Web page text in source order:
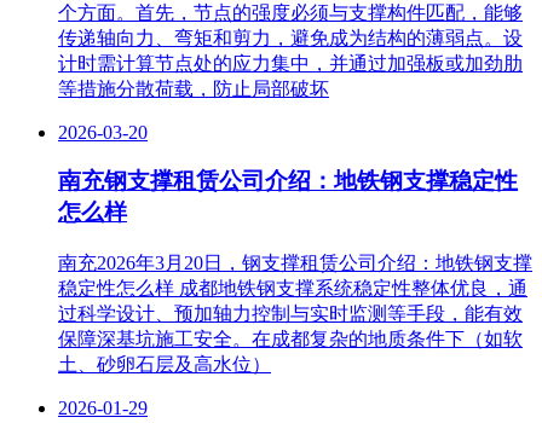
个方面。首先，节点的强度必须与支撑构件匹配，能够
传递轴向力、弯矩和剪力，避免成为结构的薄弱点。设
计时需计算节点处的应力集中，并通过加强板或加劲肋
等措施分散荷载，防止局部破坏
2026-03-20
南充钢支撑租赁公司介绍：地铁钢支撑稳定性
怎么样
南充2026年3月20日，钢支撑租赁公司介绍：地铁钢支撑
稳定性怎么样 成都地铁钢支撑系统稳定性整体优良，通
过科学设计、预加轴力控制与实时监测等手段，能有效
保障深基坑施工安全‌。在成都复杂的地质条件下（如软
土、砂卵石层及高水位）
2026-01-29